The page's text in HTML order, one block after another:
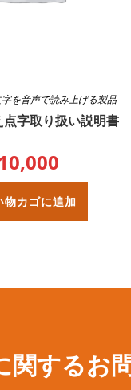
字を音声で読み上げる製品
字取り扱い説明書
物カゴに追加
関するお